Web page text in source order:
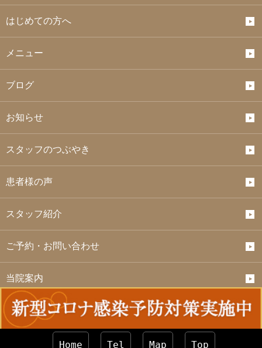
はじめての方へ
メニュー
ブログ
お知らせ
スタッフのつぶやき
患者様の声
スタッフ紹介
ご予約・お問い合わせ
当院案内
Copyright © Honoka.整骨院 All Rights Reserved.
Home Tel Map Top